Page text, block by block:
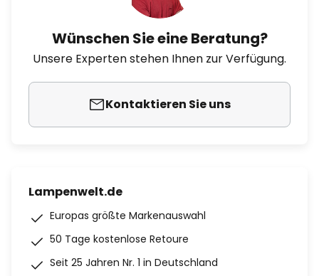
Wünschen Sie eine Beratung?
Unsere Experten stehen Ihnen zur Verfügung.
Kontaktieren Sie uns
Lampenwelt.de
Europas größte Markenauswahl
50 Tage kostenlose Retoure
Seit 25 Jahren Nr. 1 in Deutschland